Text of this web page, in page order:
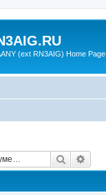
(ext RN3AIG) Home Page
Поиск